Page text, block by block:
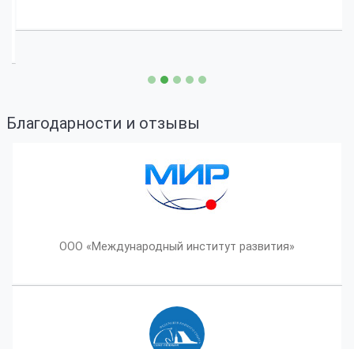
Благодарности и отзывы
ООО «Международный институт развития»
Воробьев Александр Алексеевич